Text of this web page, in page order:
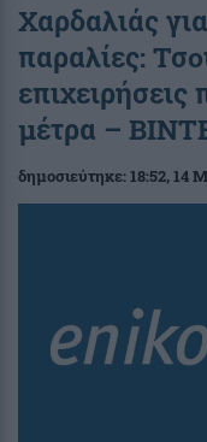
Χαρδαλιάς
παραλίες:
μέτρα –
δημοσιεύτηκε:18:52, 14